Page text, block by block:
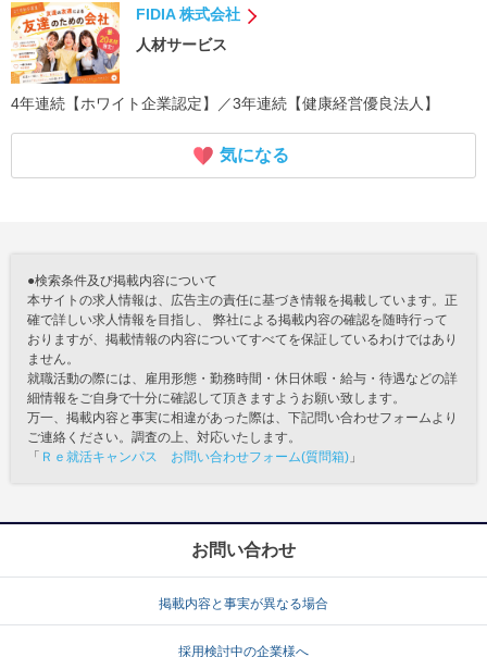
FIDIA 株式会社
人材サービス
4年連続【ホワイト企業認定】／3年連続【健康経営優良法人】
気になる
●検索条件及び掲載内容について
本サイトの求人情報は、広告主の責任に基づき情報を掲載しています。正
確で詳しい求人情報を目指し、 弊社による掲載内容の確認を随時行って
おりますが、掲載情報の内容についてすべてを保証しているわけではあり
ません。
就職活動の際には、雇用形態・勤務時間・休日休暇・給与・待遇などの詳
細情報をご自身で十分に確認して頂きますようお願い致します。
万一、掲載内容と事実に相違があった際は、下記問い合わせフォームより
ご連絡ください。調査の上、対応いたします。
「 Ｒｅ就活キャンパス お問い合わせフォーム(質問箱) 」
お問い合わせ
掲載内容と事実が異なる場合
採用検討中の企業様へ